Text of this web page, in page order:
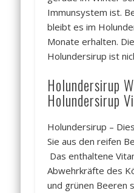
Immunsystem ist.
bleibt es im
Monate erhalten.
Holundersirup ist
Holundersirup
Holundersirup
Holundersirup –
Sie aus den reifen
Das enthaltene
Abwehrkräfte des
und grünen Beeren